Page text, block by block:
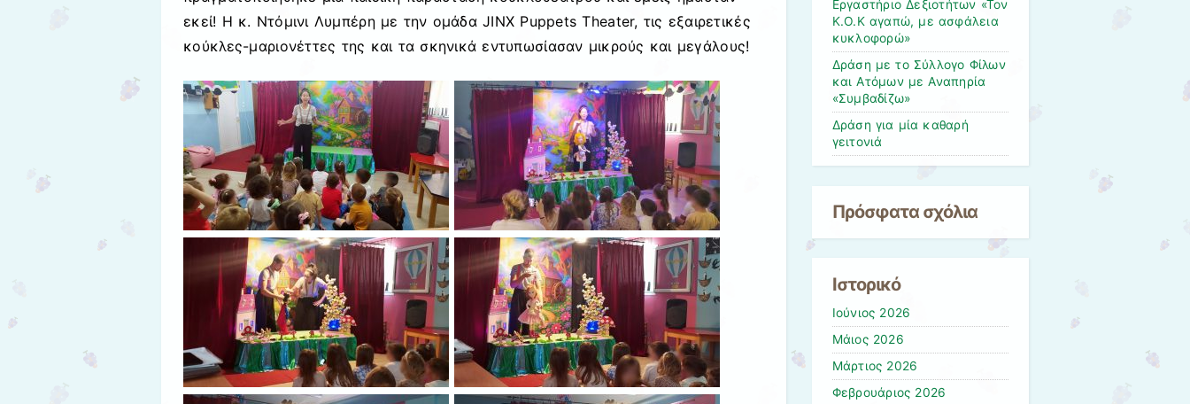
εκεί! Η κ. Ντόμινι Λυμπέρη με την ομάδα JINX Puppets Theater, τις εξαιρετικές
κούκλες-μαριονέττες της και τα σκηνικά εντυπωσίασαν μικρούς και μεγάλους!
Εργαστήριο Δεξιοτήτων «Τον
Κ.Ο.Κ αγαπώ, με ασφάλεια
κυκλοφορώ»
Δράση με το Σύλλογο Φίλων
και Ατόμων με Αναπηρία
«Συμβαδίζω»
Δράση για μία καθαρή
γειτονιά
Πρόσφατα σχόλια
Ιστορικό
Ιούνιος 2026
Μάιος 2026
Μάρτιος 2026
Φεβρουάριος 2026